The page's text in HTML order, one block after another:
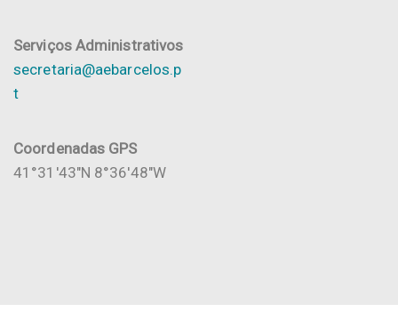
Serviços Administrativos
secretaria@aebarcelos.p
t
Coordenadas GPS
41°31'43"N 8°36'48"W